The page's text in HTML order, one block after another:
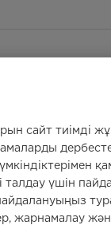
сайт тиімді
талдау үшін
жарнамалау